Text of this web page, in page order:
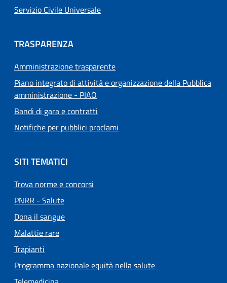
Servizio Civile Universale
TRASPARENZA
Amministrazione trasparente
Piano integrato di attività e organizzazione della Pubblica
amministrazione - PIAO
Bandi di gara e contratti
Notifiche per pubblici proclami
SITI TEMATICI
Trova norme e concorsi
PNRR - Salute
Dona il sangue
Malattie rare
Trapianti
Programma nazionale equità nella salute